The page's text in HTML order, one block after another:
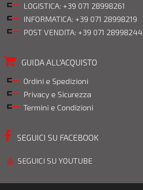
LOGISTICA: +39 071 28998261
INFORMATICA: +39 071 28998219
POST VENDITA: +39 071 28998244
GUIDA ALL'ACQUISTO
Ordini e Spedizioni
Privacy e Sicurezza
Termini e Condizioni
SEGUICI SU FACEBOOK
SEGUICI SU YOUTUBE